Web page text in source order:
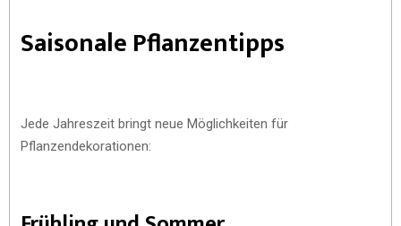
Saisonale Pflanzentipps
Jede Jahreszeit bringt neue Möglichkeiten für
Pflanzendekorationen: